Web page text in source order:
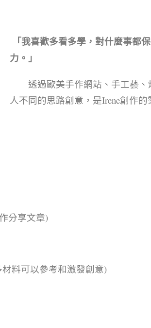
「我喜歡多看多學，對什麼事都
力。」
透過歐美手作網站、手工藝、
人不同的思路創意，是Irene創作
分享文章)
材料可以參考和激發創意)